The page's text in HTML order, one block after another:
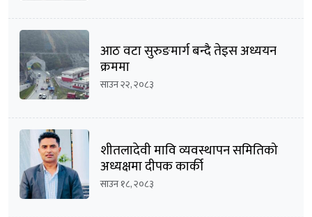
आठ वटा सुरुङमार्ग बन्दै तेइस अध्ययन
क्रममा
साउन २२, २०८३
शीतलादेवी मावि व्यवस्थापन समितिको
अध्यक्षमा दीपक कार्की
साउन १८, २०८३